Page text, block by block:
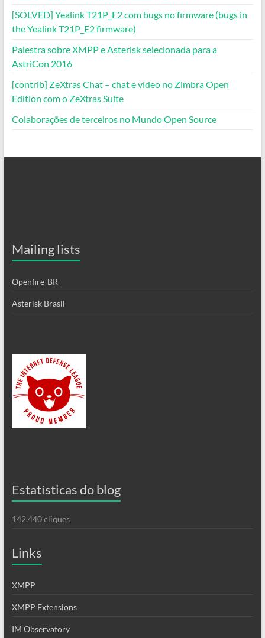
[SOLVED] Yealink T21P_E2 com bugs no firmware (bugs in
the Yealink T21P_E2 firmware)
Palestra sobre XMPP e Asterisk selecionada para a
AstriCon 2016
[contrib] ZeXtras Chat – chat e vídeo no Zimbra Open
Edition com o ZeXtras Suite
Colaborações de terceiros no Mundo Open Source
Mailing lists
Openfire-BR
Asterisk Brasil
Estatísticas do blog
142.440 cliques
Links
XMPP
XMPP Extensions
IM Observatory